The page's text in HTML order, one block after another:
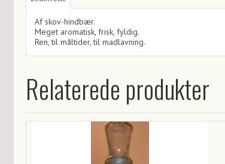
Af skov-hindbær.
Meget aromatisk, frisk, fyldig.
Ren, til måltider, til madlavning.
Relaterede produkter